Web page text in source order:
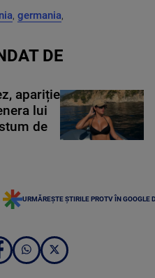
, germania,
DE
apariție
lui
de
URMĂREȘTE ȘTIRILE PROTV ÎN GOOGLE